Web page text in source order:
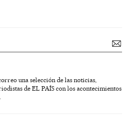
una selección de las noticias,
de EL PAÍS con los acontecimientos